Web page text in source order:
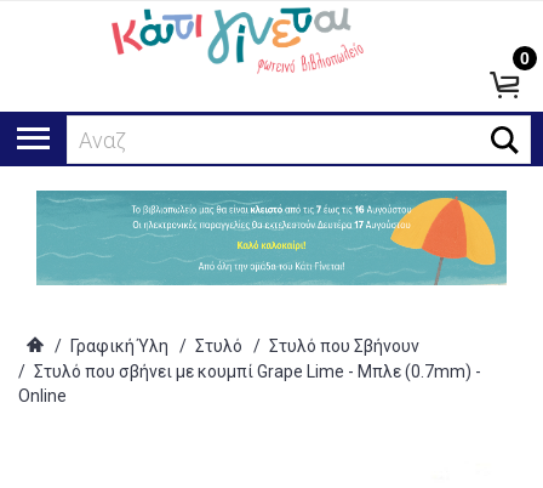
Αναζήτη
0
/ Γραφική Ύλη / Στυλό / Στυλό που Σβήνουν
/ Στυλό που σβήνει με κουμπί Grape Lime - Μπλε (0.7mm) -
Online